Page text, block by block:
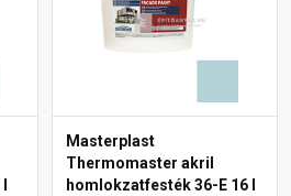
Masterplast
Thermomaster akril
homlokzatfesték 36-E 16 l